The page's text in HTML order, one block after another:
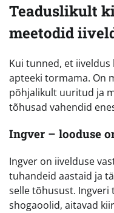
Teaduslikult
meetodid
Kui tunned, et iiveldus
apteeki tormama. On
põhjalikult uuritud ja
tõhusad vahendid
Ingver – looduse
Ingver on iivelduse
tuhandeid aastaid ja
selle tõhusust. Ingveri
shogaoolid, aitavad